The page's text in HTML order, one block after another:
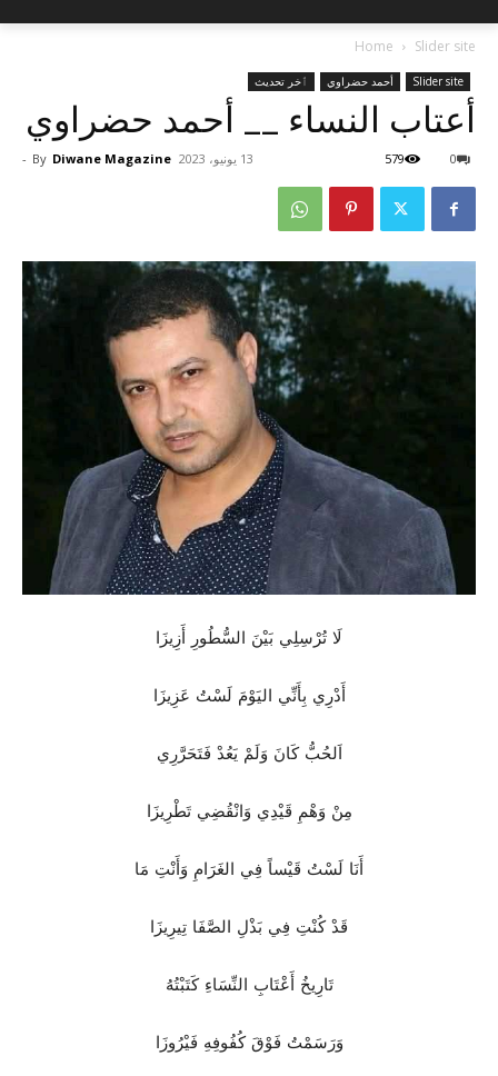
Home Slider site
Slider site أحمد حضراوي ٱخر تحديث
أعتاب النساء __ أحمد حضراوي
By Diwane Magazine
- 13 يونيو، 2023 0
579
لَا تُرْسِلِي بَيْنَ السُّطُورِ أَزِيزَا
أَدْرِي بِأَنِّي اليَوْمَ لَسْتُ عَزِيزَا
اَلحُبُّ كَانَ وَلَمْ يَعُدْ فَتَحَرَّرِي
مِنْ وَهْمِ قَيْدِي وَانْقُضِي تَطْرِيزَا
أَنَا لَسْتُ قَيْساً فِي الغَرَامِ وَأَنْتِ مَا
قَدْ كُنْتِ فِي بَذْلِ الصَّفَا تِيرِيزَا
تَارِيخُ أَعْتَابِ النِّسَاءِ كَتَبْتُهُ
وَرَسَمْتُ فَوْقَ كُفُوفِهِ فَيْرُوزَا